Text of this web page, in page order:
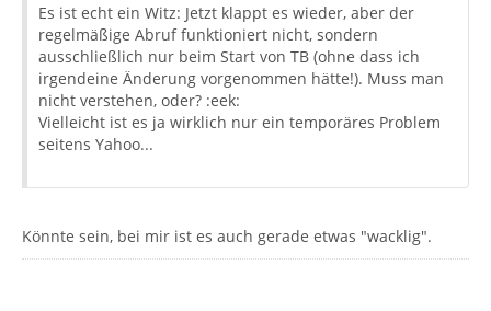
Es ist echt ein Witz: Jetzt klappt es wieder, aber der
regelmäßige Abruf funktioniert nicht, sondern
ausschließlich nur beim Start von TB (ohne dass ich
irgendeine Änderung vorgenommen hätte!). Muss man
nicht verstehen, oder? :eek:
Vielleicht ist es ja wirklich nur ein temporäres Problem
seitens Yahoo...
Könnte sein, bei mir ist es auch gerade etwas "wacklig".